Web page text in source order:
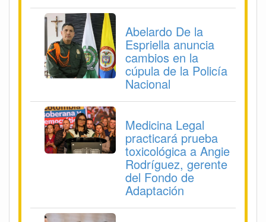
Abelardo De la
Espriella anuncia
cambios en la
cúpula de la Policía
Nacional
Medicina Legal
practicará prueba
toxicológica a Angie
Rodríguez, gerente
del Fondo de
Adaptación